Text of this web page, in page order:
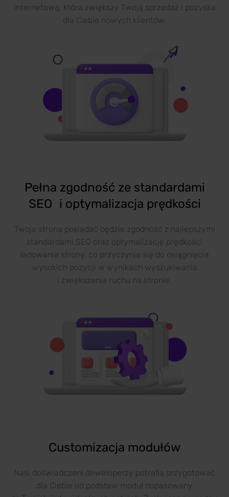
internetową, która zwiększy Twoją sprzedaż i pozyska
dla Ciebie nowych klientów.
Pełna zgodność ze standardami
SEO i optymalizacja prędkości
Twoja strona posiadać będzie zgodność z najlepszymi
standardami SEO oraz optymalizację prędkości
ładowania strony, co przyczynia się do osiągnięcia
wysokich pozycji w wynikach wyszukiwania
i zwiększenia ruchu na stronie.
Customizacja modułów
Nasi doświadczeni deweloperzy potrafią przygotować
dla Ciebie od podstaw moduł dopasowany